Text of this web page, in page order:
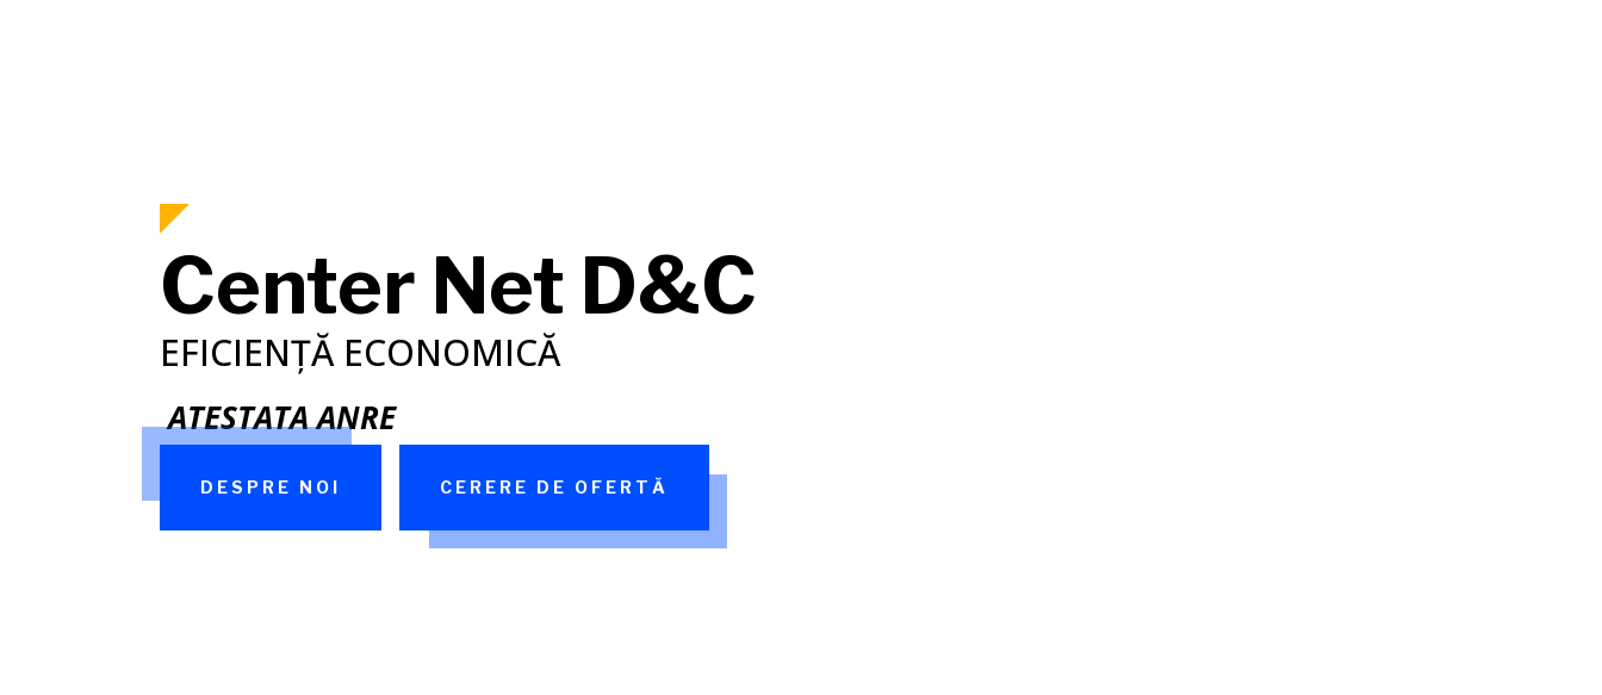
Center Net D&C
EFICIENȚĂ ECONOMICĂ
ATESTATA ANRE
DESPRE NOI CERERE DE OFERTĂ